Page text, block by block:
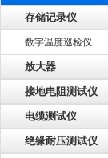
存储记录仪
数字温度巡检仪
放大器
接地电阻测试仪
电缆测试仪
绝缘耐压测试仪